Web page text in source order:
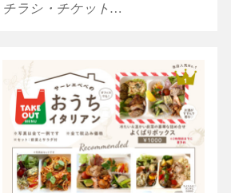
チラシ・チケット…